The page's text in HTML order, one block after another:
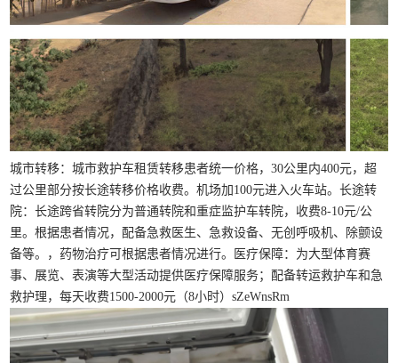
城市转移：城市救护车租赁转移患者统一价格，30公里内400元，超
过公里部分按长途转移价格收费。机场加100元进入火车站。长途转
院：长途跨省转院分为普通转院和重症监护车转院，收费8-10元/公
里。根据患者情况，配备急救医生、急救设备、无创呼吸机、除颤设
备等。，药物治疗可根据患者情况进行。医疗保障：为大型体育赛
事、展览、表演等大型活动提供医疗保障服务；配备转运救护车和急
救护理，每天收费1500-2000元（8小时）sZeWnsRm